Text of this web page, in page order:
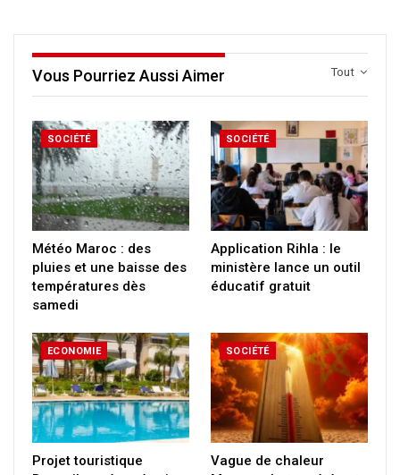
Tout
Vous Pourriez Aussi Aimer
SOCIÉTÉ
Météo Maroc : des
pluies et une baisse des
températures dès
samedi
SOCIÉTÉ
Application Rihla : le
ministère lance un outil
éducatif gratuit
ECONOMIE
Projet touristique
SOCIÉTÉ
Vague de chaleur